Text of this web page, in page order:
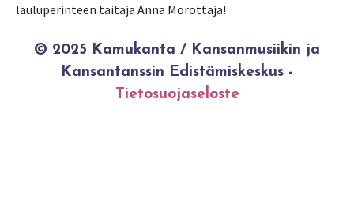
lauluperinteen taitaja Anna Morottaja!
© 2025 Kamukanta / Kansanmusiikin ja
Kansantanssin Edistämiskeskus -
Tietosuojaseloste